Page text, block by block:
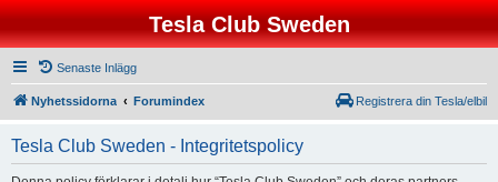
Tesla Club Sweden
Senaste Inlägg
Nyhetssidorna Forumindex Registrera din Tesla/elbil
Tesla Club Sweden - Integritetspolicy